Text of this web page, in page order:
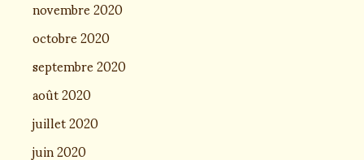
novembre 2020
octobre 2020
septembre 2020
août 2020
juillet 2020
juin 2020